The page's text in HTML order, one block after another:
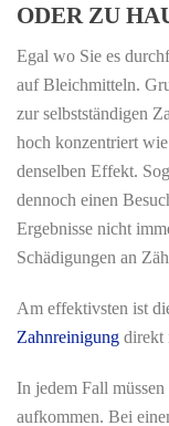
ODER ZU
Egal wo Sie es
auf Bleichmitteln.
zur selbstständigen
hoch konzentriert
denselben Effekt.
dennoch einen
Ergebnisse nicht
Schädigungen an
Am effektivsten ist
Zahnreinigung direkt
In jedem Fall
aufkommen. Bei